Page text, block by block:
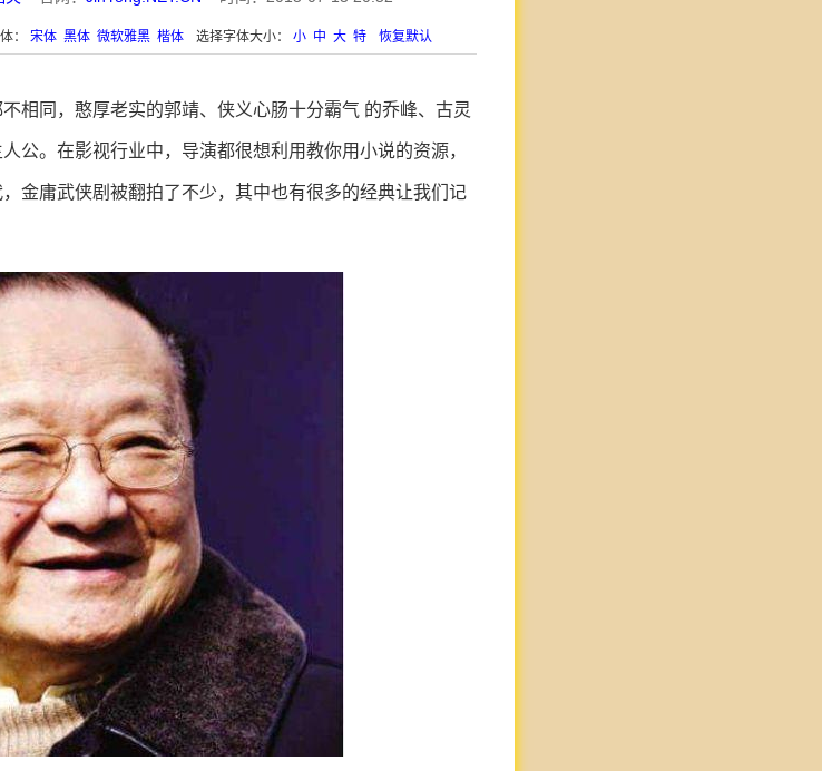
： 宋体 黑体 微软雅黑 楷体 选择字体大小： 小 中 大 特 恢复默认
相同，憨厚老实的郭靖、侠义心肠十分霸气 的乔峰、古灵
公。在影视行业中，导演都很想利用教你用小说的资源，
金庸武侠剧被翻拍了不少，其中也有很多的经典让我们记